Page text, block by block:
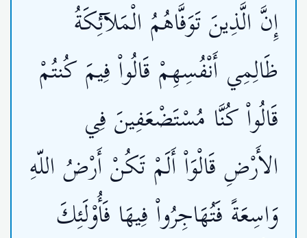
إِنَّ الَّذِينَ تَوَفَّاهُمُ الْمَلآئِكَةُ
ظَالِمِي أَنْفُسِهِمْ قَالُواْ فِيمَ كُنتُمْ
قَالُواْ كُنَّا مُسْتَضْعَفِينَ فِي
الأَرْضِ قَالْوَاْ أَلَمْ تَكُنْ أَرْضُ اللّهِ
وَاسِعَةً فَتُهَاجِرُواْ فِيهَا فَأُوْلَئِكَ